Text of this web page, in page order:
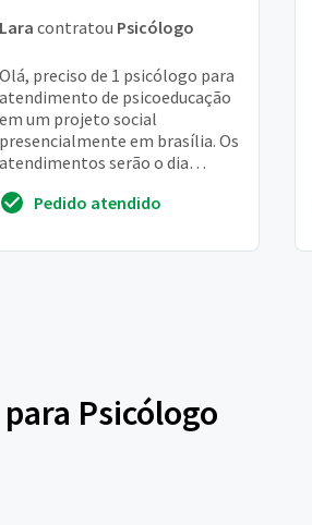
Lara contratou Psicólogo
Olá, preciso de 1 psicólogo para
atendimento de psicoeducação
em um projeto social
presencialmente em brasília. Os
atendimentos serão o dia
jovens de 12 a 25 an...
Pedido atendido
Psicólogo